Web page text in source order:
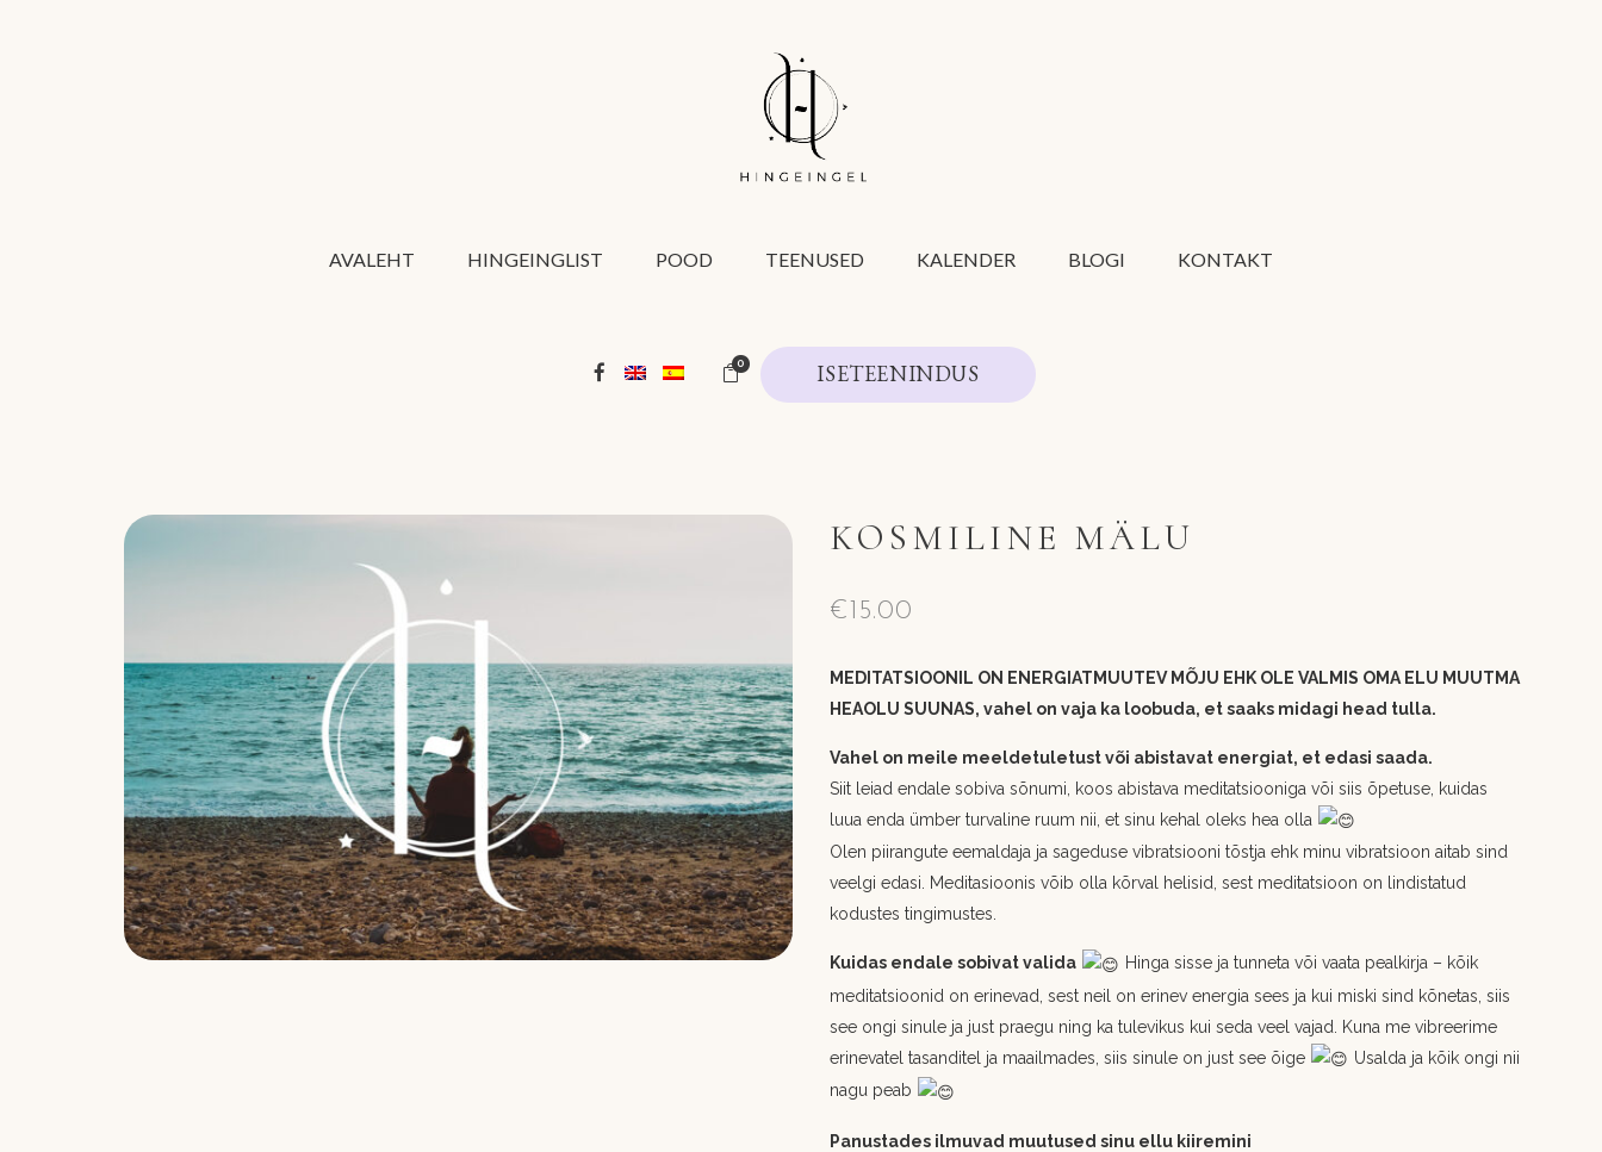
AVALEHT HINGEINGLIST POOD TEENUSED KALENDER BLOGI KONTAKT
0 ISETEENINDUS
KOSMILINE MÄLU
€ 15.00
MEDITATSIOONIL ON ENERGIATMUUTEV MÕJU EHK OLE VALMIS OMA ELU MUUTMA
HEAOLU SUUNAS, vahel on vaja ka loobuda, et saaks midagi head tulla.
Vahel on meile meeldetuletust või abistavat energiat, et edasi saada.
Siit leiad endale sobiva sõnumi, koos abistava meditatsiooniga või siis õpetuse, kuidas
luua enda ümber turvaline ruum nii, et sinu kehal oleks hea olla
Olen piirangute eemaldaja ja sageduse vibratsiooni tõstja ehk minu vibratsioon aitab sind
veelgi edasi. Meditasioonis võib olla kõrval helisid, sest meditatsioon on lindistatud
kodustes tingimustes.
Kuidas endale sobivat valida
Hinga sisse ja tunneta või vaata pealkirja – kõik
meditatsioonid on erinevad, sest neil on erinev energia sees ja kui miski sind kõnetas, siis
see ongi sinule ja just praegu ning ka tulevikus kui seda veel vajad. Kuna me vibreerime
erinevatel tasanditel ja maailmades, siis sinule on just see õige
Usalda ja kõik ongi nii
nagu peab
Panustades ilmuvad muutused sinu ellu kiiremini